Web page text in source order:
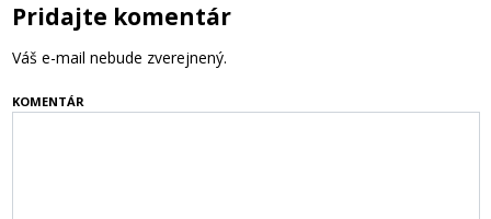
Pridajte komentár
Váš e-mail nebude zverejnený.
KOMENTÁR